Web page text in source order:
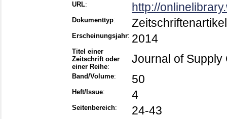
URL: http://
Dokumenttyp: Zeitschriftenartikel
Erscheinungsjahr: 2014
Titel einer
Zeitschrift oder
einer Reihe:
Journal of Supply
Band/Volume: 50
Heft/Issue: 4
Seitenbereich: 24-43